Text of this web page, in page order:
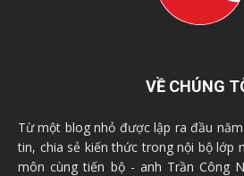
VỀ CHÚNG
Từ một blog nhỏ được lập ra đầu
tin, chia sẻ kiến thức trong nội bộ lớp
môn cùng tiến bộ - anh Trần Công